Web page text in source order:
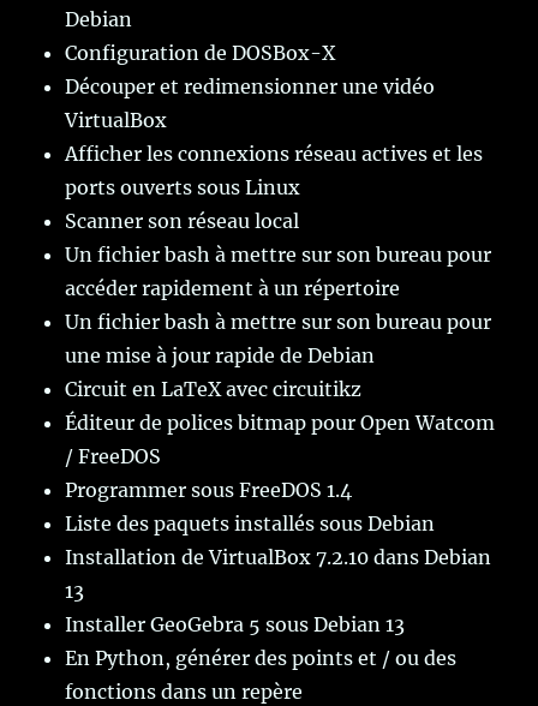
Debian
Configuration de DOSBox-X
Découper et redimensionner une vidéo
VirtualBox
Afficher les connexions réseau actives et les
ports ouverts sous Linux
Scanner son réseau local
Un fichier bash à mettre sur son bureau pour
accéder rapidement à un répertoire
Un fichier bash à mettre sur son bureau pour
une mise à jour rapide de Debian
Circuit en LaTeX avec circuitikz
Éditeur de polices bitmap pour Open Watcom
/ FreeDOS
Programmer sous FreeDOS 1.4
Liste des paquets installés sous Debian
Installation de VirtualBox 7.2.10 dans Debian
13
Installer GeoGebra 5 sous Debian 13
En Python, générer des points et / ou des
fonctions dans un repère